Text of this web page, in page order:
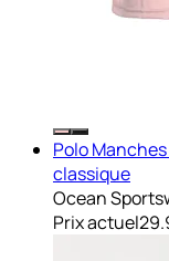
Polo
classique
Ocean
Prix actuel